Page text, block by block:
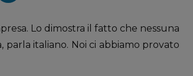
Lo dimostra il fatto che nessuna
italiano. Noi ci abbiamo provato